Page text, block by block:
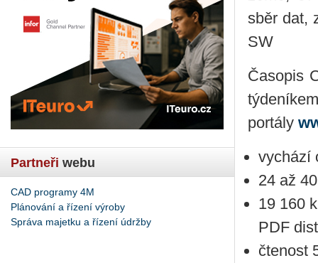
Partneři webu
CAD programy 4M
Plánování a řízení výroby
Správa majetku a řízení údržby
sběr dat,
SW
Časopis
portály
vychází
24 až
19 160
PDF
čtenost